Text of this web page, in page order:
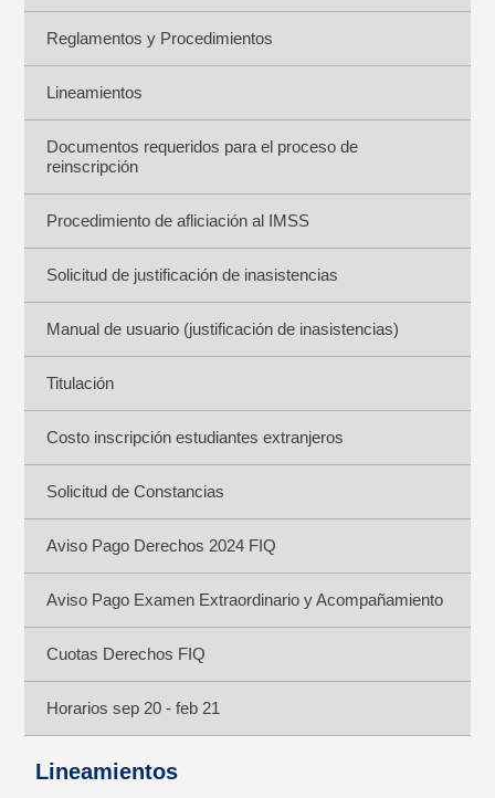
Reglamentos y Procedimientos
Lineamientos
Documentos requeridos para el proceso de
reinscripción
Procedimiento de afliciación al IMSS
Solicitud de justificación de inasistencias
Manual de usuario (justificación de inasistencias)
Titulación
Costo inscripción estudiantes extranjeros
Solicitud de Constancias
Aviso Pago Derechos 2024 FIQ
Aviso Pago Examen Extraordinario y Acompañamiento
Cuotas Derechos FIQ
Horarios sep 20 - feb 21
Lineamientos